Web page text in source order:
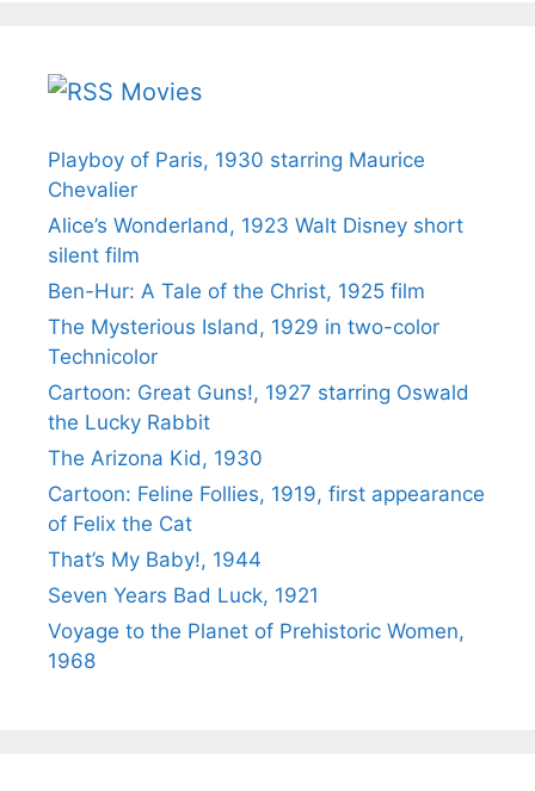
Movies
Playboy of Paris, 1930 starring Maurice
Chevalier
Alice’s Wonderland, 1923 Walt Disney short
silent film
Ben-Hur: A Tale of the Christ, 1925 film
The Mysterious Island, 1929 in two-color
Technicolor
Cartoon: Great Guns!, 1927 starring Oswald
the Lucky Rabbit
The Arizona Kid, 1930
Cartoon: Feline Follies, 1919, first appearance
of Felix the Cat
That’s My Baby!, 1944
Seven Years Bad Luck, 1921
Voyage to the Planet of Prehistoric Women,
1968